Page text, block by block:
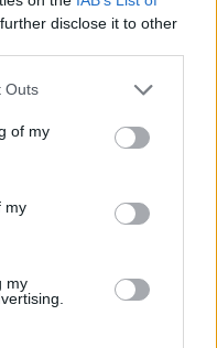
disclose it to other
Outs
of my
my
my
Receptek
Légnyomás
Aug 12.